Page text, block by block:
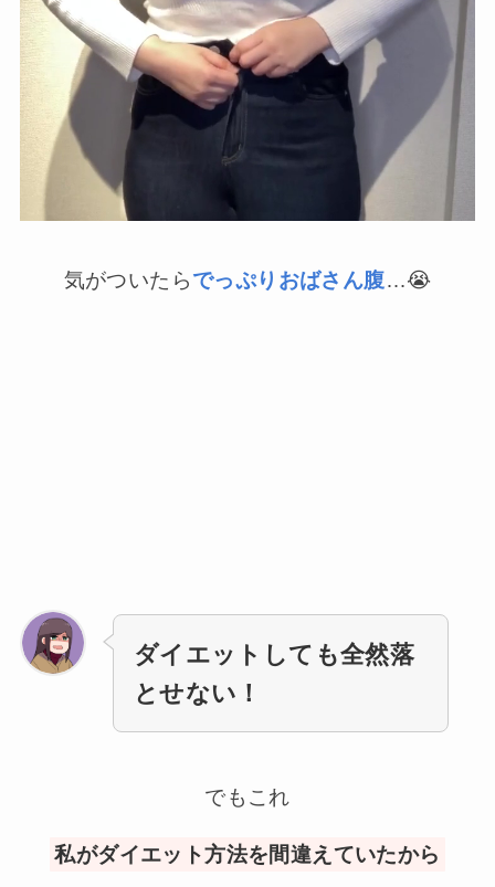
気がついたらでっぷりおばさん腹…😭
ダイエットしても全然落
とせない！
でもこれ
私がダイエット方法を間違えていたから